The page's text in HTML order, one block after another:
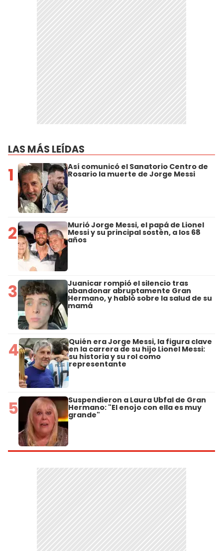
LAS MÁS LEÍDAS
1 Así comunicó el Sanatorio Centro de
Rosario la muerte de Jorge Messi
2 Murió Jorge Messi, el papá de Lionel
Messi y su principal sostén, a los 68
años
3 Juanicar rompió el silencio tras
abandonar abruptamente Gran
Hermano, y habló sobre la salud de su
mamá
4 Quién era Jorge Messi, la figura clave
en la carrera de su hijo Lionel Messi:
su historia y su rol como
representante
5 Suspendieron a Laura Ubfal de Gran
Hermano: "El enojo con ella es muy
grande"